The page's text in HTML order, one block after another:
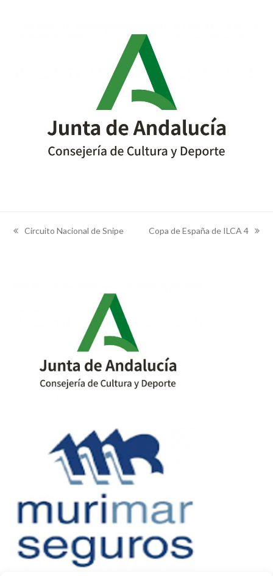
previous
Circuito Nacional de Snipe
next
Copa de España de ILCA 4